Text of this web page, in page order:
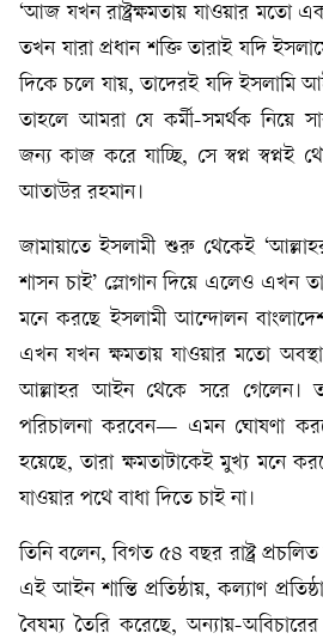
‘আজ যখন রাষ্ট্রক্ষমতায় যাওয়ার মতো
তখন যারা প্রধান শক্তি তারাই যদি
দিকে চলে যায়, তাদেরই যদি ইসলামি
তাহলে আমরা যে কর্মী-সমর্থক নিয়ে
জন্য কাজ করে যাচ্ছি, সে স্বপ্ন স্বপ্নই
আতাউর রহমান।
জামায়াতে ইসলামী শুরু থেকেই
শাসন চাই’ স্লোগান দিয়ে এলেও এখন
মনে করছে ইসলামী আন্দোলন
এখন যখন ক্ষমতায় যাওয়ার মতো
আল্লাহর আইন থেকে সরে গেলেন।
পরিচালনা করবেন— এমন ঘোষণা
হয়েছে, তারা ক্ষমতাটাকেই মুখ্য মনে
যাওয়ার পথে বাধা দিতে চাই না।
তিনি বলেন, বিগত ৫৪ বছর রাষ্ট্র
এই আইন শান্তি প্রতিষ্ঠায়, কল্যাণ
বৈষম্য তৈরি করেছে, অন্যায়-